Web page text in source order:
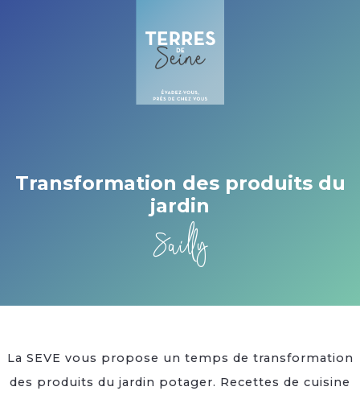
Transformation des produits du
jardin
Sailly
La SEVE vous propose un temps de transformation
des produits du jardin potager. Recettes de cuisine